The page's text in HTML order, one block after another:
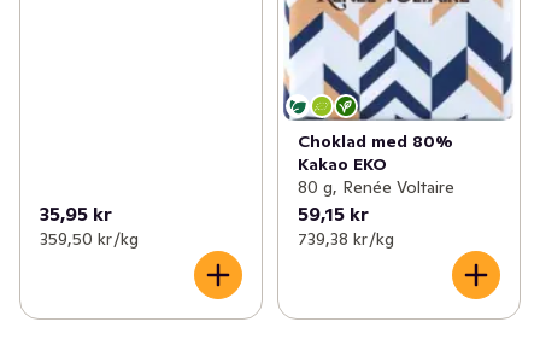
35,95 kr
359,50 kr /kg
Choklad med 80%
Kakao EKO
80 g, Renée Voltaire
59,15 kr
739,38 kr /kg